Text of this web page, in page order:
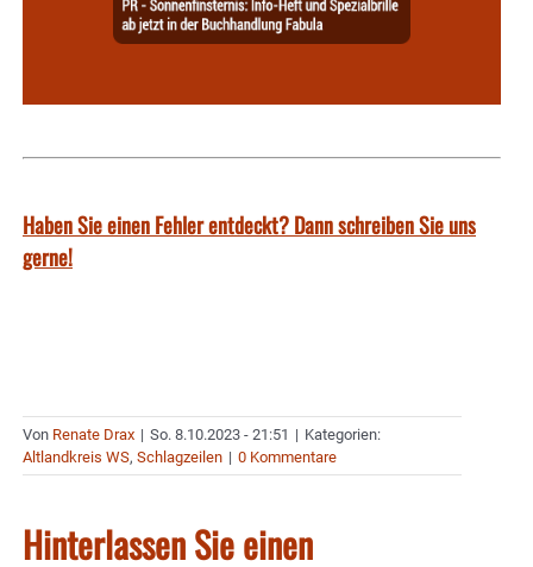
Haben Sie einen Fehler entdeckt? Dann schreiben Sie uns
gerne!
Von Renate Drax | So. 8.10.2023 - 21:51 | Kategorien:
Altlandkreis WS, Schlagzeilen | 0 Kommentare
Hinterlassen Sie einen